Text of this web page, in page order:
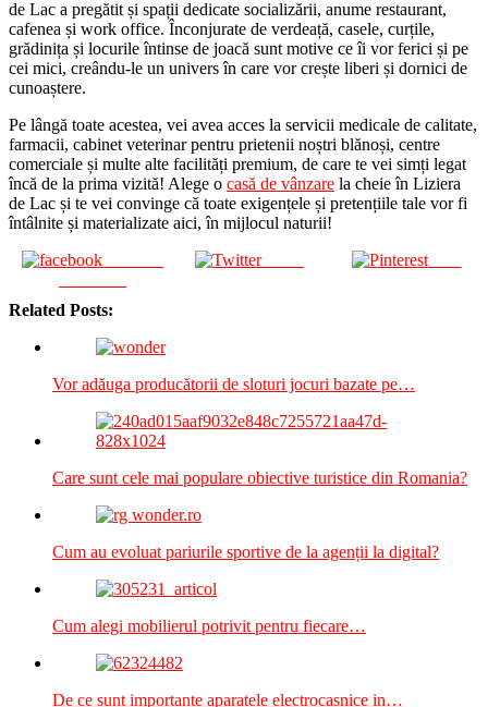
de Lac a pregătit și spații dedicate socializării, anume restaurant,
cafenea și work office. Înconjurate de verdeață, casele, curțile,
grădinița și locurile întinse de joacă sunt motive ce îi vor ferici și pe
cei mici, creându-le un univers în care vor crește liberi și dornici de
cunoaștere.
Pe lângă toate acestea, vei avea acces la servicii medicale de calitate,
farmacii, cabinet veterinar pentru prietenii noștri blănoși, centre
comerciale și multe alte facilități premium, de care te vei simți legat
încă de la prima vizită! Alege o casă de vânzare la cheie în Liziera
de Lac și te vei convinge că toate exigențele și pretențiile tale vor fi
întâlnite și materializate aici, în mijlocul naturii!
Tweet Save
Related Posts:
Vor adăuga producătorii de sloturi jocuri bazate pe…
Care sunt cele mai populare obiective turistice din Romania?
Cum au evoluat pariurile sportive de la agenții la digital?
Cum alegi mobilierul potrivit pentru fiecare…
De ce sunt importante aparatele electrocasnice in…